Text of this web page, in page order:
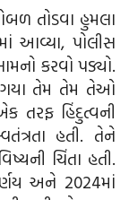
તોડવા હુમલા
આવ્યા, પોલીસ
કરવો પડ્યો.
ગયા તેમ તેમ તેઓ
તરફ હિંદુત્વની
હતી. તેને
ચિંતા હતી.
અને 2024માં